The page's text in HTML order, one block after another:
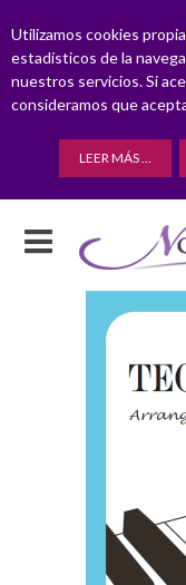
Utilizamos cookies
estadísticos de la
nuestros servicios. Si
consideramos que
LEER MÁS ...